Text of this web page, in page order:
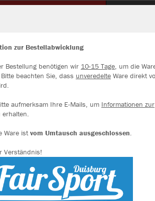
im Vereinsshop des SC
Unterbach
zur Bestellabwicklung
Bestellung benötigen wir 10-15 Tage, um die
beachten Sie, dass unveredelte Ware direkt
aufmerksam Ihre E-Mails, um Informationen zur
erhalten.
Ware istvom Umtausch ausgeschlossen.
Verständnis!
unsere Website verbessern. Weitere
Du in den Einstellungen.
Alle akzeptieren
Alle ablehnen
mehr Infos
Datenschutz
Impressum